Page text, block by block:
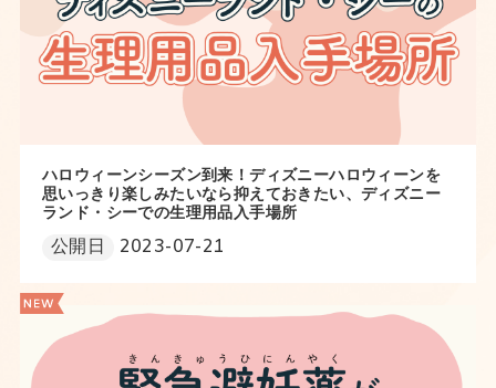
ハロウィーンシーズン到来！ディズニーハロウィーンを
思いっきり楽しみたいなら抑えておきたい、ディズニー
ランド・シーでの生理用品入手場所
公開日 2023-07-21